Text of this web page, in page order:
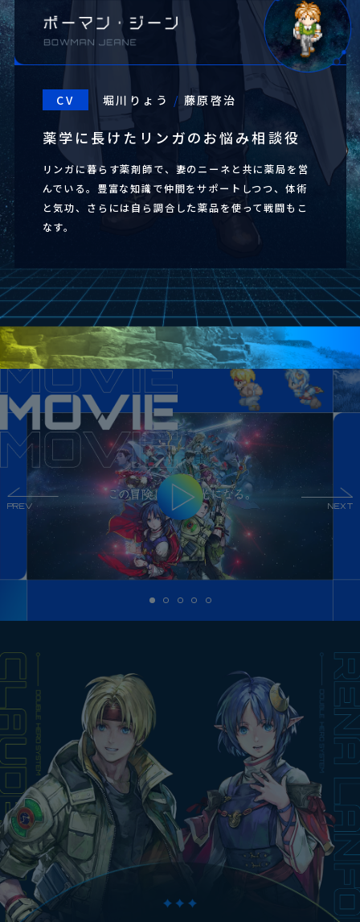
Official Account
NEWS
2023.09.15. 体験版配信開始のお知らせ
PREV NEXT
CV 堀川りょう / 藤原啓治
薬学に長けたリンガのお悩み相談役
リンガに暮らす薬剤師で、妻のニーネと共に薬局を営
んでいる。豊富な知識で仲間をサポートしつつ、体術
と気功、さらには自ら調合した薬品を使って戦闘もこ
なす。